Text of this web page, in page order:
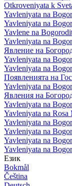
Otkroveniyata k
Yavleniyata na
Yavleniyata na
Yavlene na
Yavleniyata na
Явление на
Yavleniyata na
Yavleniyata na
Появленията на
Yavleniyata na
Явления на
Yavleniyata na
Yavleniyata na
Yavleniyata na
Yavleniyata na
Yavleniyata na
Yavleniyata na
Език
Bokmål
Čeština